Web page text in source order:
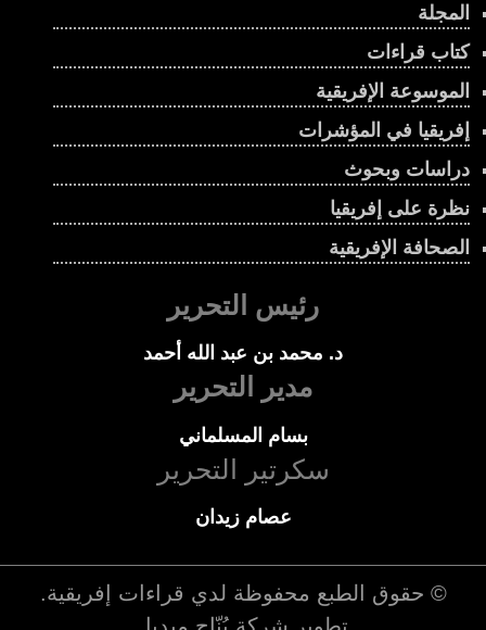
المجلة
كتاب قراءات
الموسوعة الإفريقية
إفريقيا في المؤشرات
دراسات وبحوث
نظرة على إفريقيا
الصحافة الإفريقية
رئيس التحرير
د. محمد بن عبد الله أحمد
مدير التحرير
بسام المسلماني
سكرتير التحرير
عصام زيدان
© حقوق الطبع محفوظة لدي قراءات إفريقية.